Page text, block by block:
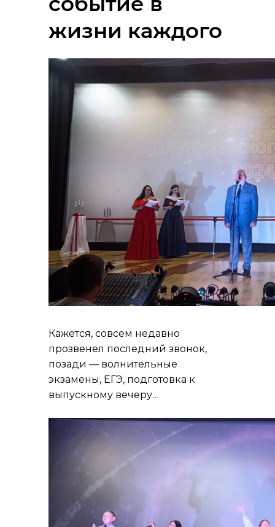
жизни каждого
Кажется, совсем недавно
прозвенел последний звонок,
позади — волнительные
экзамены, ЕГЭ, подготовка к
выпускному вечеру…